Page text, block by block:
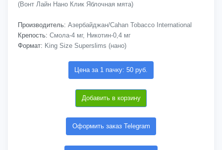
(Вонт Лайн Нано Клик Яблочная мята)
Производитель: Азербайджан/Cahan Tobacco International
Крепость: Смола-4 мг, Никотин-0,4 мг
Формат: King Size Superslims (нано)
Цена за 1 пачку: 50 руб.
Добавить в корзину
Оформить заказ Telegram